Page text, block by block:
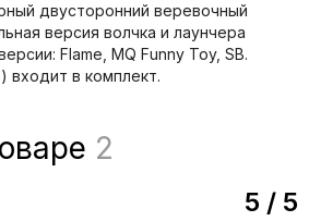
двусторонний веревочный
версия волчка и лаунчера
Flame, MQ Funny Toy, SB.
входит в комплект.
2
5 / 5